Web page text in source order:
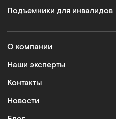
Подъемники для инвалидов
О компании
Наши эксперты
Контакты
Новости